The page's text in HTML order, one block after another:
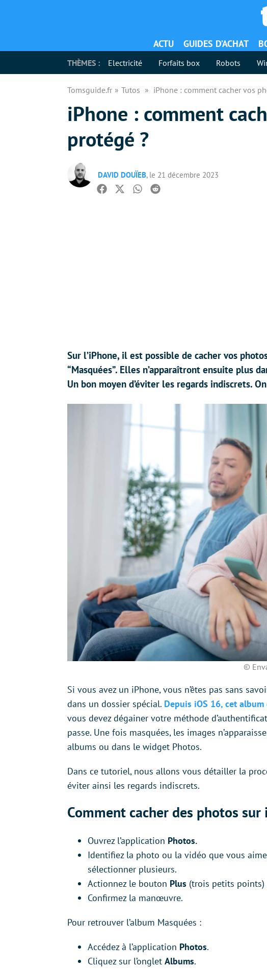
ACTU GUIDES D’ACHAT
THÈMES : Electricité Forfaits box Robots
Tomsguide.fr Tutos iPhone : comment cacher vos
iPhone : comment
protégé ?
DAVID DOUÏEB, le 21 décembre 2023
Facebook
TwitterWhatsapp
Reddit
Sur l’iPhone, il est possible de cacher vos
“Masquées”. Elles n’apparaîtront ensuite plus
Un bon moyen d’éviter les regards indiscrets.
©
Si vous avez un iPhone, vous n’êtes pas sans
dans un dossier spécial. Depuis iOS 16, cet
vous devez dégainer votre méthode
passe. Une fois masquées, les images
albums ou dans le widget Photos.
Dans ce tutoriel, nous allons vous détailler la
éviter ainsi les regards indiscrets.
Comment cacher des photos sur
Ouvrez l’application Photos.
Identifiez la photo ou la vidéo que vous
sélectionner plusieurs.
Actionnez le bouton Plus (trois petits
Confirmez la manœuvre.
Pour retrouver l’album Masquées :
Accédez à l’application Photos.
Cliquez sur l’onglet Albums.